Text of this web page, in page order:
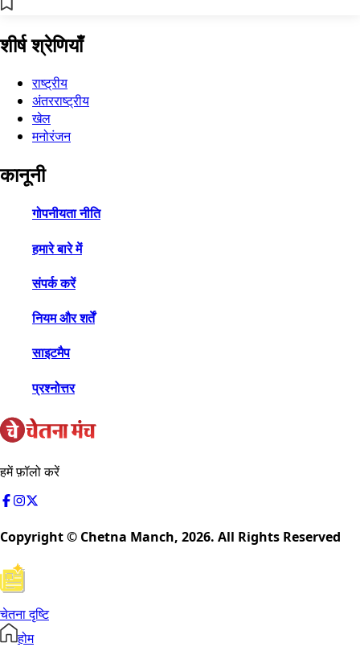
शीर्ष श्रेणियाँ
राष्ट्रीय
अंतरराष्ट्रीय
खेल
मनोरंजन
कानूनी
गोपनीयता नीति
हमारे बारे में
संपर्क करें
नियम और शर्तें
साइटमैप
प्रश्नोत्तर
हमें फ़ॉलो करें
Copyright © Chetna Manch, 2026. All Rights Reserved
चेतना दृष्टि
होम